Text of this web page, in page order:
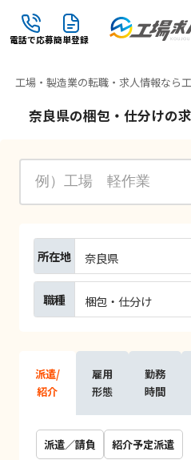
電話で応募簡単登録
工場・製造業の転職・求人情報なら
奈良県の梱包・仕分けの
所在地 奈良県
職種 梱包・仕分け
派遣/
紹介
雇用
形態
勤務
時間
派遣／請負 紹介予定派遣